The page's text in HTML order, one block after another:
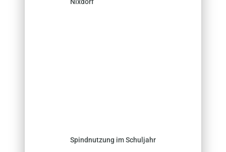
Spindnutzung im Schuljahr